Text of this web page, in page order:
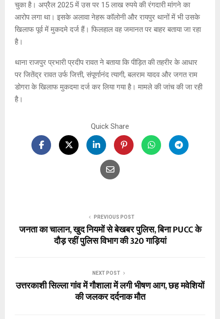
चुका है। अप्रैल 2025 में उस पर 15 लाख रुपये की रंगदारी मांगने का
आरोप लगा था। इसके अलावा नेहरू कॉलोनी और रायपुर थानों में भी उसके
खिलाफ पूर्व में मुकदमे दर्ज हैं। फिलहाल वह जमानत पर बाहर बताया जा रहा
है।
थाना राजपुर प्रभारी प्रदीप रावत ने बताया कि पीड़ित की तहरीर के आधार
पर जितेंद्र रावत उर्फ जित्ती, संपूर्णानंद त्यागी, बलराम यादव और जगत राम
डोगरा के खिलाफ मुकदमा दर्ज कर लिया गया है। मामले की जांच की जा रही
है।
Quick Share
PREVIOUS POST
जनता का चालान, खुद नियमों से बेखबर पुलिस, बिना PUCC के
दौड़ रहीं पुलिस विभाग की 320 गाड़ियां
NEXT POST
उत्तरकाशी सिल्ला गांव में गौशाला में लगी भीषण आग, छह मवेशियों
की जलकर दर्दनाक मौत